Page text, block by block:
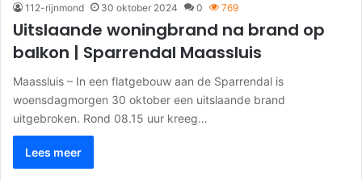
112-rijnmond 30 oktober 2024 0 769
Uitslaande woningbrand na brand op
balkon | Sparrendal Maassluis
Maassluis – In een flatgebouw aan de Sparrendal is
woensdagmorgen 30 oktober een uitslaande brand
uitgebroken. Rond 08.15 uur kreeg…
Lees meer